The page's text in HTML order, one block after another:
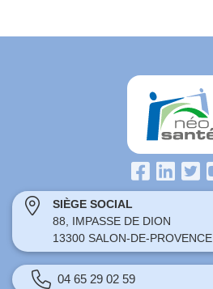
SIÈGE SOCIAL
88, IMPASSE DE DION
13300 SALON-DE-PROVENCE
04 65 29 02 59